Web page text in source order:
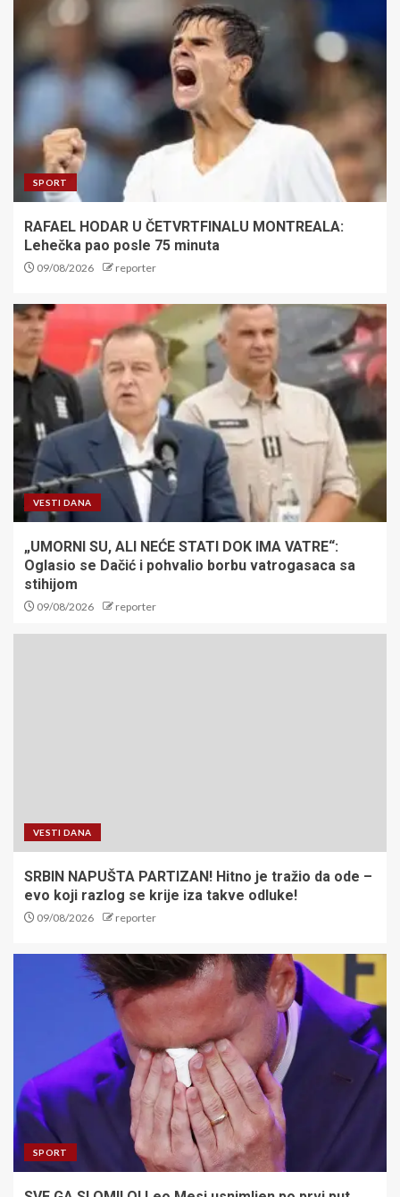
SPORT
RAFAEL HODAR U ČETVRTFINALU MONTREALA:
Lehečka pao posle 75 minuta
09/08/2026 reporter
VESTI DANA
„UMORNI SU, ALI NEĆE STATI DOK IMA VATRE“:
Oglasio se Dačić i pohvalio borbu vatrogasaca sa
stihijom
09/08/2026 reporter
VESTI DANA
SRBIN NAPUŠTA PARTIZAN! Hitno je tražio da ode –
evo koji razlog se krije iza takve odluke!
09/08/2026 reporter
SPORT